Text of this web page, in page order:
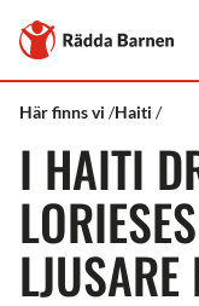
Till
Rädda
Barnens
Rädda
Vad
gör
Här finns vi Haiti
I
drömmer
Lorieses
familj
en
ljusare
I HAITI